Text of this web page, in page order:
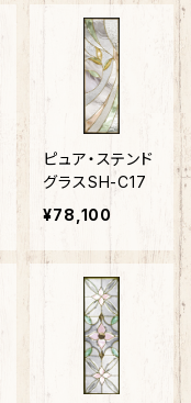
ピュア・ステンド
グラスSH-C17
¥78,100